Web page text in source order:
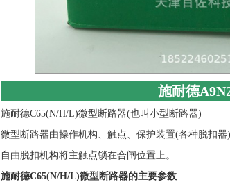
施耐德
施耐德C65(N/H/L)微型断路器(也叫小型断路器)
微型断路器由操作机构、触点、保护装置(各种脱扣
自由脱扣机构将主触点锁在合闸位置上。
施耐德C65(N/H/L)微型断路器的主要参数